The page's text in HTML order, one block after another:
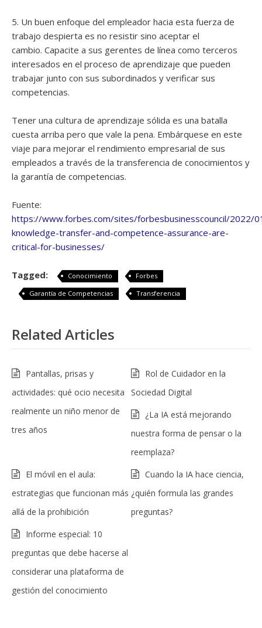
5. Un buen enfoque del empleador hacia esta fuerza de
trabajo despierta es no resistir sino aceptar el
cambio. Capacite a sus gerentes de línea como terceros
interesados ​​en el proceso de aprendizaje que pueden
trabajar junto con sus subordinados y verificar sus
competencias.
Tener una cultura de aprendizaje sólida es una batalla
cuesta arriba pero que vale la pena. Embárquese en este
viaje para mejorar el rendimiento empresarial de sus
empleados a través de la transferencia de conocimientos y
la garantía de competencias.
Fuente:
https://www.forbes.com/sites/forbesbusinesscouncil/2022/
knowledge-transfer-and-competence-assurance-are-
critical-for-businesses/
Tagged: Conocimiento
Forbes
Garantía de Competencias
Transferencia
Related Articles
Pantallas, prisas y
actividades: qué ocio necesita
realmente un niño menor de
tres años
Rol de Cuidador en la
Sociedad Digital
¿La IA está mejorando
nuestra forma de pensar o la
reemplaza?
El móvil en el aula:
estrategias que funcionan más
allá de la prohibición
Cuando la IA hace ciencia,
¿quién formula las grandes
preguntas?
Informe especial: 10
preguntas que debe hacerse al
considerar una plataforma de
gestión del conocimiento